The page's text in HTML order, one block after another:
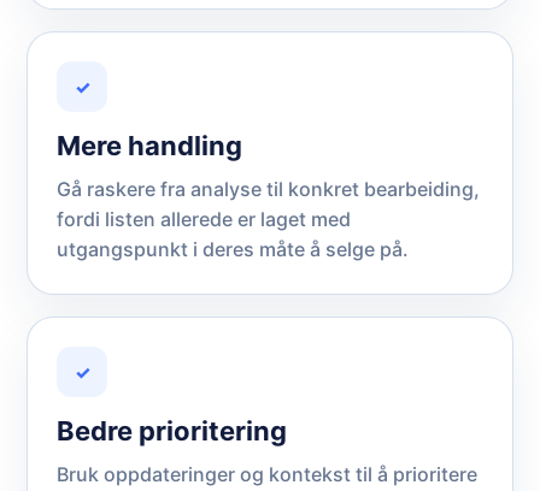
✓
Mere handling
Gå raskere fra analyse til konkret bearbeiding,
fordi listen allerede er laget med
utgangspunkt i deres måte å selge på.
✓
Bedre prioritering
Bruk oppdateringer og kontekst til å prioritere